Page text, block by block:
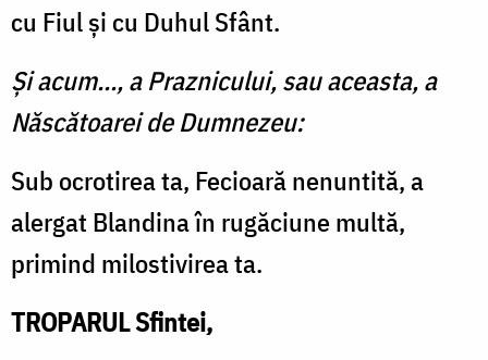
cu Fiul și cu Duhul Sfânt.
Și acum..., a Praznicului, sau aceasta, a
Născătoarei de Dumnezeu:
Sub ocrotirea ta, Fecioară nenuntită, a
alergat Blandina în rugăciune multă,
primind milostivirea ta.
TROPARUL Sfintei,